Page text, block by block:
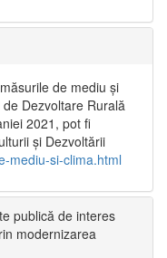
de mediu și
Dezvoltare Rurală
2021, pot fi
și Dezvoltării
mediu-si-clima.html
publică de interes
modernizarea